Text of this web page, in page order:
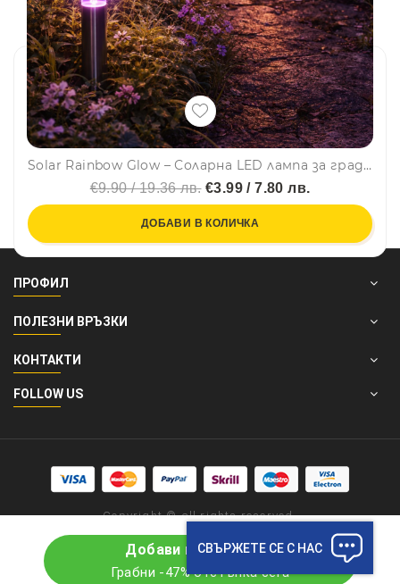
Добави в количката
Грабни -47% отстъпка сега
Solar Rainbow Glow – Соларна LED лампа за градина със сменящи се цветове
€9.90 / 19.36 лв.€3.99 / 7.80 лв.
ДОБАВИ В КОЛИЧКА
ПРОФИЛ
ПОЛЕЗНИ ВРЪЗКИ
КОНТАКТИ
FOLLOW US
Copyright © all rights reserved.
СВЪРЖЕТЕ СЕ С НАС